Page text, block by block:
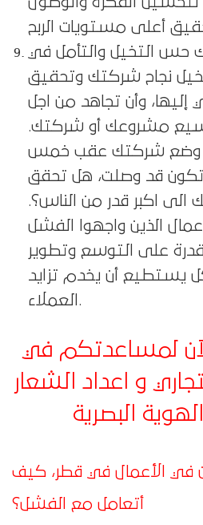
حس التخيل والتأمل في
نجاح شركتك وتحقيق
إليها، وأن تجاهد من اجل
مشروعك أو شركتك.
وضع شركتك عقب خمس
تكون قد وصلت، هل تحقق
اكبر قدر من الناس؟.
الذين واجهوا الفشل
على التوسع وتطوير
يستطيع أن يخدم تزايد
العملاء.
لمساعدتكم في
و اعداد الشعار
في الأعمال في قطر، كيف
أتعامل مع الفشل؟